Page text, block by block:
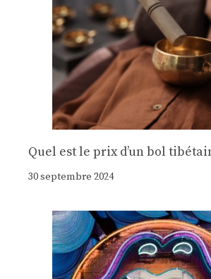
Quel est le prix d’un bol
30 septembre 2024